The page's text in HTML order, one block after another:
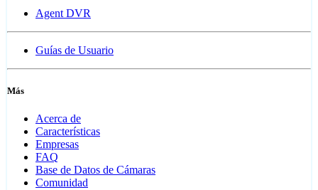
Agent DVR
Guías de Usuario
Más
Acerca de
Características
Empresas
FAQ
Base de Datos de Cámaras
Comunidad